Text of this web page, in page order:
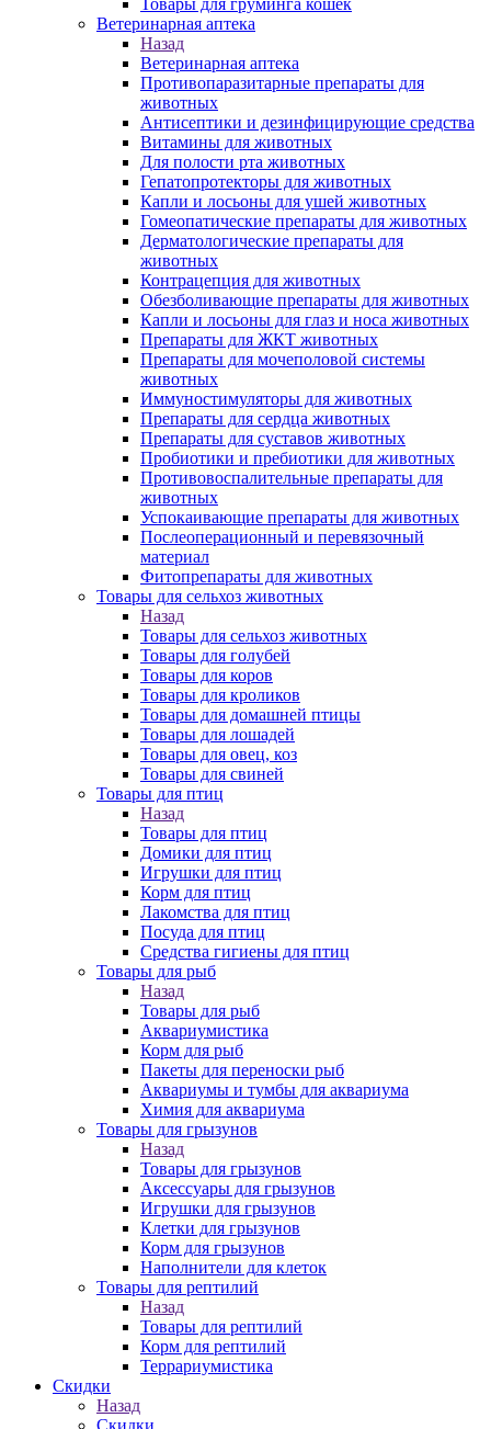
Товары для груминга кошек
Ветеринарная аптека
Назад
Ветеринарная аптека
Противопаразитарные препараты для
животных
Антисептики и дезинфицирующие средства
Витамины для животных
Для полости рта животных
Гепатопротекторы для животных
Капли и лосьоны для ушей животных
Гомеопатические препараты для животных
Дерматологические препараты для
животных
Контрацепция для животных
Обезболивающие препараты для животных
Капли и лосьоны для глаз и носа животных
Препараты для ЖКТ животных
Препараты для мочеполовой системы
животных
Иммуностимуляторы для животных
Препараты для сердца животных
Препараты для суставов животных
Пробиотики и пребиотики для животных
Противовоспалительные препараты для
животных
Успокаивающие препараты для животных
Послеоперационный и перевязочный
материал
Фитопрепараты для животных
Товары для сельхоз животных
Назад
Товары для сельхоз животных
Товары для голубей
Товары для коров
Товары для кроликов
Товары для домашней птицы
Товары для лошадей
Товары для овец, коз
Товары для свиней
Товары для птиц
Назад
Товары для птиц
Домики для птиц
Игрушки для птиц
Корм для птиц
Лакомства для птиц
Посуда для птиц
Средства гигиены для птиц
Товары для рыб
Назад
Товары для рыб
Аквариумистика
Корм для рыб
Пакеты для переноски рыб
Аквариумы и тумбы для аквариума
Химия для аквариума
Товары для грызунов
Назад
Товары для грызунов
Аксессуары для грызунов
Игрушки для грызунов
Клетки для грызунов
Корм для грызунов
Наполнители для клеток
Товары для рептилий
Назад
Товары для рептилий
Корм для рептилий
Террариумистика
Скидки
Назад
Скидки